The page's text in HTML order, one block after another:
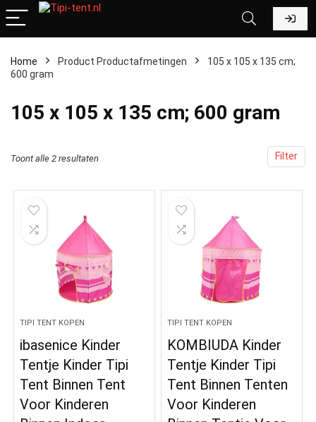
Home Product Productafmetingen
‎105 x 105 x 135 cm;
600 gram
‎105 x 105 x 135 cm; 600 gram
Filter
Toont alle 2 resultaten
TIPI TENT KOPEN
ibasenice Kinder
Tentje Kinder Tipi
Tent Binnen Tent
Voor Kinderen
TIPI TENT KOPEN
KOMBIUDA Kinder
Tentje Kinder Tipi
Tent Binnen Tenten
Voor Kinderen